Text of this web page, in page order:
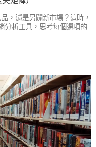
，還是另闢新市場？這時，
分析工具，思考每個選項的